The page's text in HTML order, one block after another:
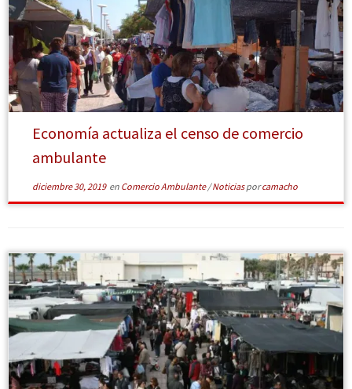
más]
Economía actualiza el censo de comercio
ambulante
diciembre 30, 2019en Comercio Ambulante/Noticiasporcamacho